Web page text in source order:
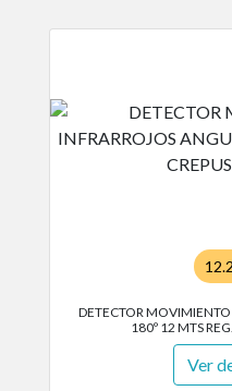
DETECTOR
180º 12 MTS
Ver